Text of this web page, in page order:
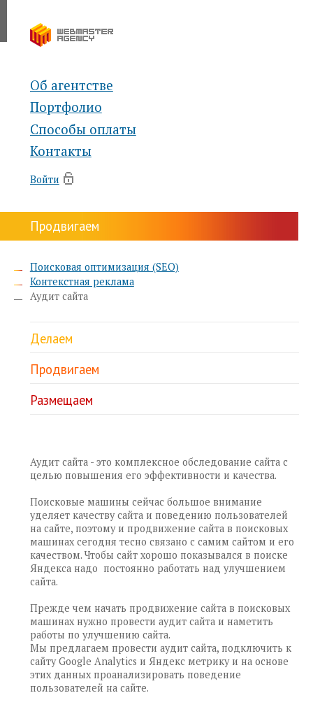
Об агентстве
Портфолио
Способы оплаты
Контакты
Войти
Продвигаем
Поисковая оптимизация (SEO)
Контекстная реклама
Аудит сайта
Делаем
Продвигаем
Размещаем
Аудит сайта - это комплексное обследование сайта с
целью повышения его эффективности и качества.
Поисковые машины сейчас большое внимание
уделяет качеству сайта и поведению пользователей
на сайте, поэтому и продвижение сайта в поисковых
машинах сегодня тесно связано с самим сайтом и его
качеством. Чтобы сайт хорошо показывался в поиске
Яндекса надо постоянно работать над улучшением
сайта.
Прежде чем начать продвижение сайта в поисковых
машинах нужно провести аудит сайта и наметить
работы по улучшению сайта.
Мы предлагаем провести аудит сайта, подключить к
сайту Google Analytics и Яндекс метрику и на основе
этих данных проанализировать поведение
пользователей на сайте.